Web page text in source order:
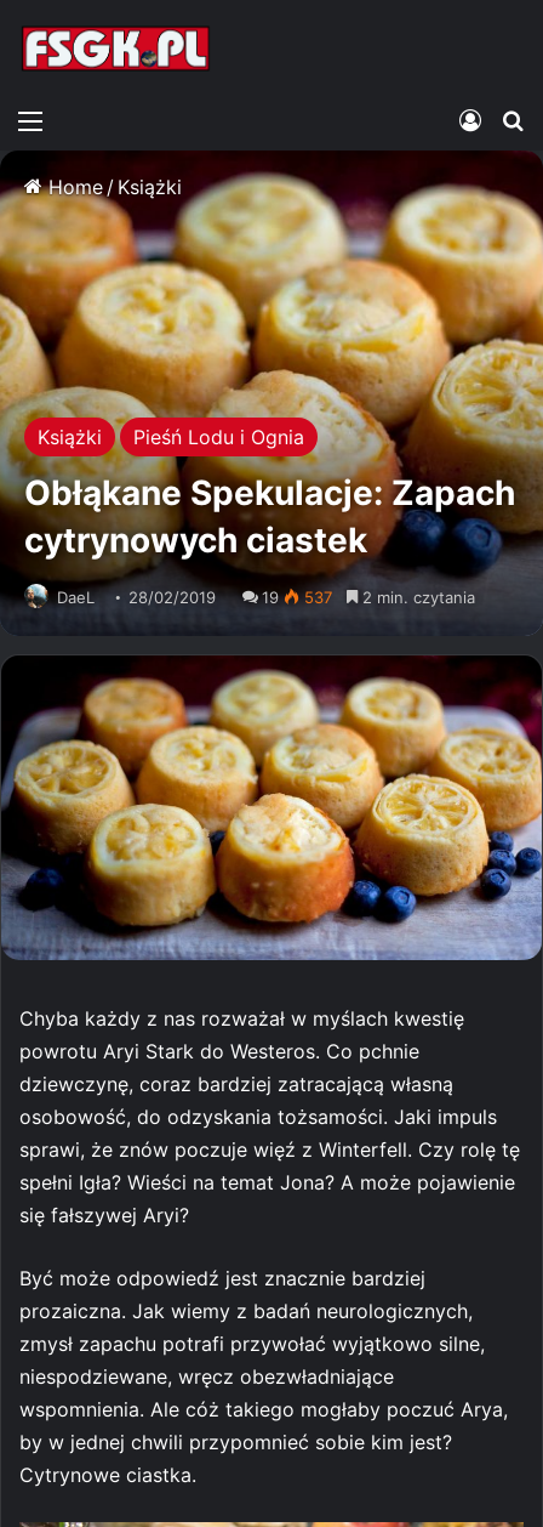
Home / Książki
Książki Pieśń Lodu i Ognia
Obłąkane Spekulacje: Zapach
cytrynowych ciastek
DaeL 28/02/2019 19 537 2 min. czytania
Chyba każdy z nas rozważał w myślach kwestię
powrotu Aryi Stark do Westeros. Co pchnie
dziewczynę, coraz bardziej zatracającą własną
osobowość, do odzyskania tożsamości. Jaki impuls
sprawi, że znów poczuje więź z Winterfell. Czy rolę tę
spełni Igła? Wieści na temat Jona? A może pojawienie
się fałszywej Aryi?
Być może odpowiedź jest znacznie bardziej
prozaiczna. Jak wiemy z badań neurologicznych,
zmysł zapachu potrafi przywołać wyjątkowo silne,
niespodziewane, wręcz obezwładniające
wspomnienia. Ale cóż takiego mogłaby poczuć Arya,
by w jednej chwili przypomnieć sobie kim jest?
Cytrynowe ciastka.